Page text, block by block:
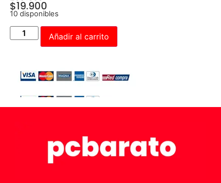
$19.900
10 disponibles
Añadir al carrito